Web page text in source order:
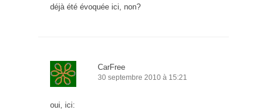
déjà été évoquée ici, non?
CarFree
30 septembre 2010 à 15:21
oui, ici: